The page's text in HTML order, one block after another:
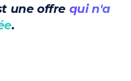
une offre qui n'a
.